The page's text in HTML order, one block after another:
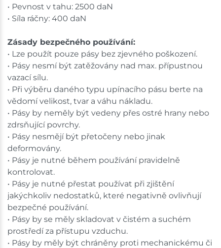
• Pevnost v tahu: 2500 daN
• Síla ráčny: 400 daN
Zásady bezpečného používání:
• Lze použít pouze pásy bez zjevného poškození.
• Pásy nesmí být zatěžovány nad max. přípustnou
vazací sílu.
• Při výběru daného typu upínacího pásu berte na
vědomí velikost, tvar a váhu nákladu.
• Pásy by neměly být vedeny přes ostré hrany nebo
zdrsňující povrchy.
• Pásy nesmějí být přetočeny nebo jinak
deformovány.
• Pásy je nutné během používání pravidelně
kontrolovat.
• Pásy je nutné přestat používat při zjištění
jakýchkoliv nedostatků, které negativně ovlivňují
bezpečné používání.
• Pásy by se měly skladovat v čistém a suchém
prostředí za přístupu vzduchu.
• Pásy by měly být chráněny proti mechanickému či